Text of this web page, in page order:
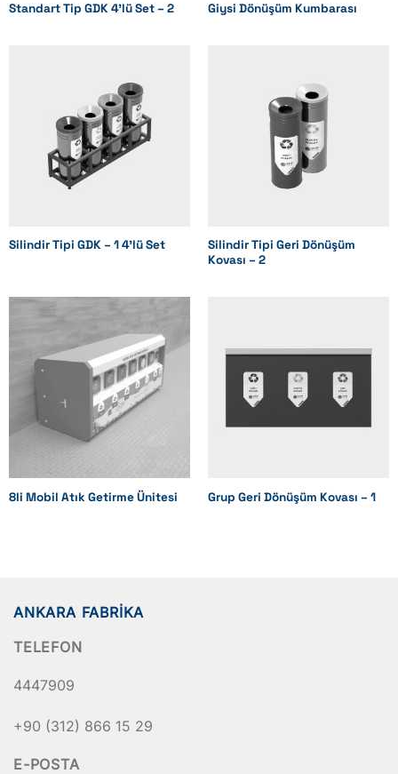
Standart Tip GDK 4’lü Set – 2 Giysi Dönüşüm Kumbarası
Silindir Tipi GDK – 1 4’lü Set
Silindir Tipi Geri Dönüşüm
Kovası – 2
8li Mobil Atık Getirme Ünitesi Grup Geri Dönüşüm Kovası – 1
ANKARA FABRIKA
TELEFON
4447909
+90 (312) 866 15 29
E-POSTA